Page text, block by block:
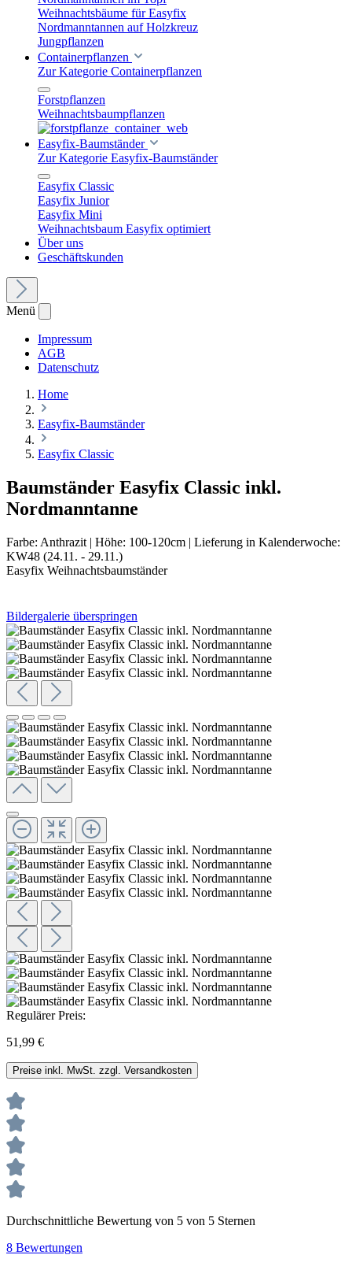
Weihnachtsbäume für Easyfix
Nordmanntannen auf Holzkreuz
Jungpflanzen
Containerpflanzen
Zur Kategorie Containerpflanzen
Forstpflanzen
Weihnachtsbaumpflanzen
Easyfix-Baumständer
Zur Kategorie Easyfix-Baumständer
Easyfix Classic
Easyfix Junior
Easyfix Mini
Weihnachtsbaum Easyfix optimiert
Über uns
Geschäftskunden
Menü
Impressum
AGB
Datenschutz
Home
Easyfix-Baumständer
Easyfix Classic
Baumständer Easyfix Classic inkl.
Nordmanntanne
Farbe: Anthrazit | Höhe: 100-120cm | Lieferung in Kalenderwoche:
KW48 (24.11. - 29.11.)
Easyfix Weihnachtsbaumständer
Bildergalerie überspringen
Regulärer Preis:
51,99 €
Preise inkl. MwSt. zzgl. Versandkosten
Durchschnittliche Bewertung von 5 von 5 Sternen
8 Bewertungen